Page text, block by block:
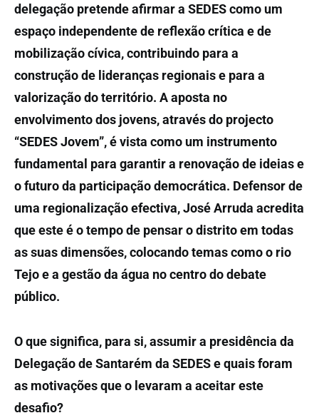
delegação pretende afirmar a SEDES como um
espaço independente de reflexão crítica e de
mobilização cívica, contribuindo para a
construção de lideranças regionais e para a
valorização do território. A aposta no
envolvimento dos jovens, através do projecto
“SEDES Jovem”, é vista como um instrumento
fundamental para garantir a renovação de ideias e
o futuro da participação democrática. Defensor de
uma regionalização efectiva, José Arruda acredita
que este é o tempo de pensar o distrito em todas
as suas dimensões, colocando temas como o rio
Tejo e a gestão da água no centro do debate
público.
O que significa, para si, assumir a presidência da
Delegação de Santarém da SEDES e quais foram
as motivações que o levaram a aceitar este
desafio?